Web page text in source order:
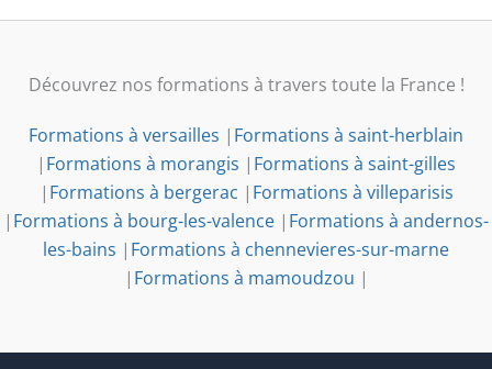
Découvrez nos formations à travers toute la France !
Formations à versailles | Formations à saint-herblain
| Formations à morangis | Formations à saint-gilles
| Formations à bergerac | Formations à villeparisis
| Formations à bourg-les-valence | Formations à andernos-
les-bains | Formations à chennevieres-sur-marne
| Formations à mamoudzou |